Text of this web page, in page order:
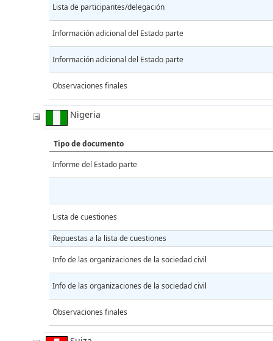
Lista de participantes/delegación
Información adicional del Estado parte
Información adicional del Estado parte
Observaciones finales
Nigeria
Tipo de documento
Informe del Estado parte
Lista de cuestiones
Repuestas a la lista de cuestiones
Info de las organizaciones de la sociedad civil
Info de las organizaciones de la sociedad civil
Observaciones finales